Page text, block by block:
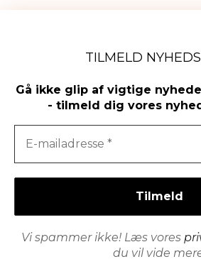
system ved login med samme brugernavn
Luk
TILMELD
Gå ikke glip af vigtige
- tilmeld dig vores
Vi spammer ikke! Læs vores
du vil vide